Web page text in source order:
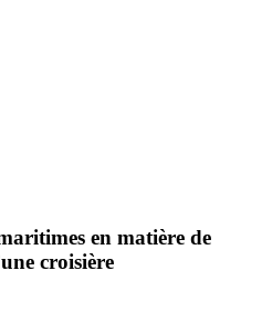
en matière de
croisière